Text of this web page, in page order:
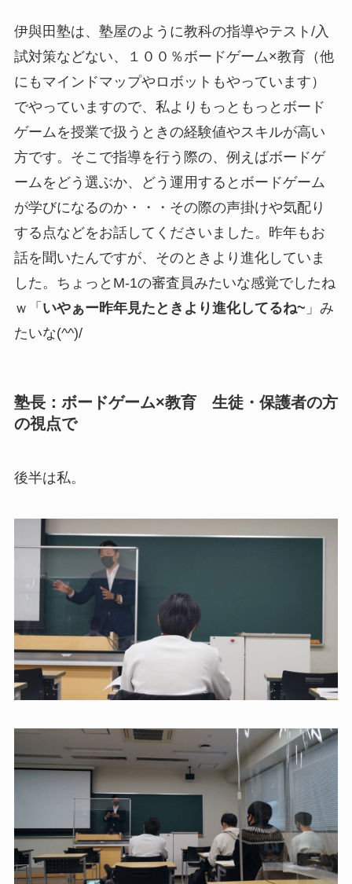
伊與田塾は、塾屋のように教科の指導やテスト/入
試対策などない、１００％ボードゲーム×教育（他
にもマインドマップやロボットもやっています）
でやっていますので、私よりもっともっとボード
ゲームを授業で扱うときの経験値やスキルが高い
方です。そこで指導を行う際の、例えばボードゲ
ームをどう選ぶか、どう運用するとボードゲーム
が学びになるのか・・・その際の声掛けや気配り
する点などをお話してくださいました。昨年もお
話を聞いたんですが、そのときより進化していま
した。ちょっとM-1の審査員みたいな感覚でしたね
ｗ「 いやぁー昨年見たときより進化してるね~ 」み
たいな(^^)/
塾長：ボードゲーム×教育 生徒・保護者の方
の視点で
後半は私。